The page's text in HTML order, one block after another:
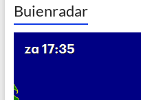
Buienradar